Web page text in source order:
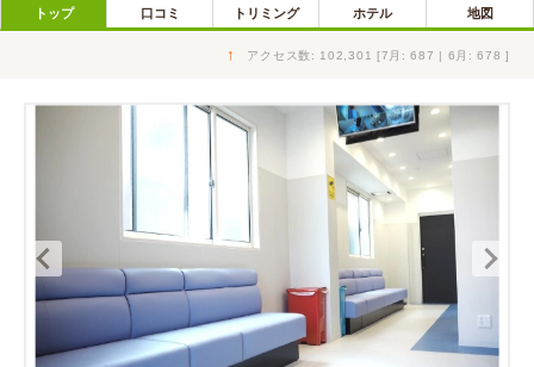
トップ 口コミ トリミング ホテル 地図
↑ アクセス数: 102,301 [7月: 687 | 6月: 678 ]